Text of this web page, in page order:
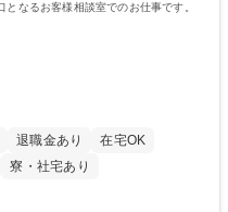
なるお客様相談室でのお仕事です。
退職金あり
在宅OK
寮・社宅あり